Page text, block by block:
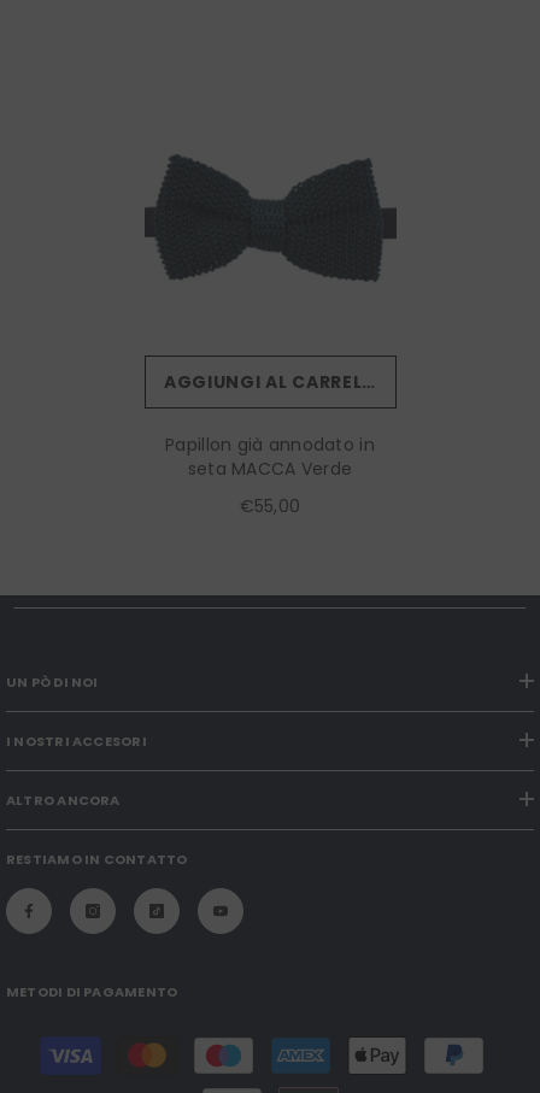
AGGIUNGI AL CARRELLO
Papillon già annodato in
seta MACCA Verde
€55,00
UN PÒ DI NOI
I NOSTRI ACCESORI
ALTRO ANCORA
RESTIAMO IN CONTATTO
METODI DI PAGAMENTO
Modalità
pagamento